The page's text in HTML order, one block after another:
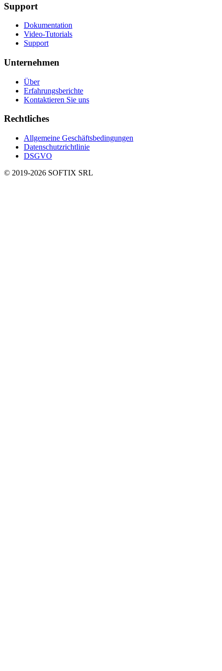
Support
Dokumentation
Video-Tutorials
Support
Unternehmen
Über
Erfahrungsberichte
Kontaktieren Sie uns
Rechtliches
Allgemeine Geschäftsbedingungen
Datenschutzrichtlinie
DSGVO
© 2019-2026 SOFTIX SRL